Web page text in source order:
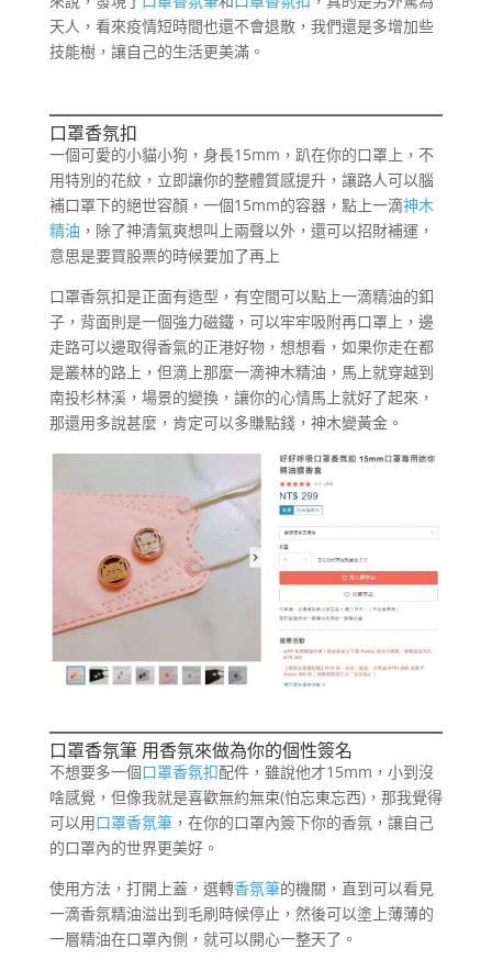
天人，看來疫情短時間也還不會退散，我們還是多增加些
技能樹，讓自己的生活更美滿。
口罩香氛扣
一個可愛的小貓小狗，身長15mm，趴在你的口罩上，不
用特別的花紋，立即讓你的整體質感提升，讓路人可以腦
補口罩下的絕世容顏，一個15mm的容器，點上一滴神木
精油 ，除了神清氣爽想叫上兩聲以外，還可以招財補運，
意思是要買股票的時候要加了再上
口罩香氛扣是正面有造型，有空間可以點上一滴精油的釦
子，背面則是一個強力磁鐵，可以牢牢吸附再口罩上，邊
走路可以邊取得香氣的正港好物，想想看，如果你走在都
是叢林的路上，但滴上那麼一滴神木精油，馬上就穿越到
南投杉林溪，場景的變換，讓你的心情馬上就好了起來，
那還用多說甚麼，肯定可以多賺點錢，神木變黃金。
口罩香氛筆 用香氛來做為你的個性簽名
不想要多一個口罩香氛扣配件，雖說他才15mm，小到沒
啥感覺，但像我就是喜歡無約無束(怕忘東忘西)，那我覺得
可以用口罩香氛筆，在你的口罩內簽下你的香氛，讓自己
的口罩內的世界更美好。
使用方法，打開上蓋，選轉香氛筆的機關，直到可以看見
一滴香氛精油溢出到毛刷時候停止，然後可以塗上薄薄的
一層精油在口罩內側，就可以開心一整天了。